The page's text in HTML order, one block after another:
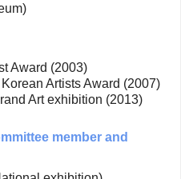
Award (2003)
Artists Award (2007)
Art exhibition (2013)
member and